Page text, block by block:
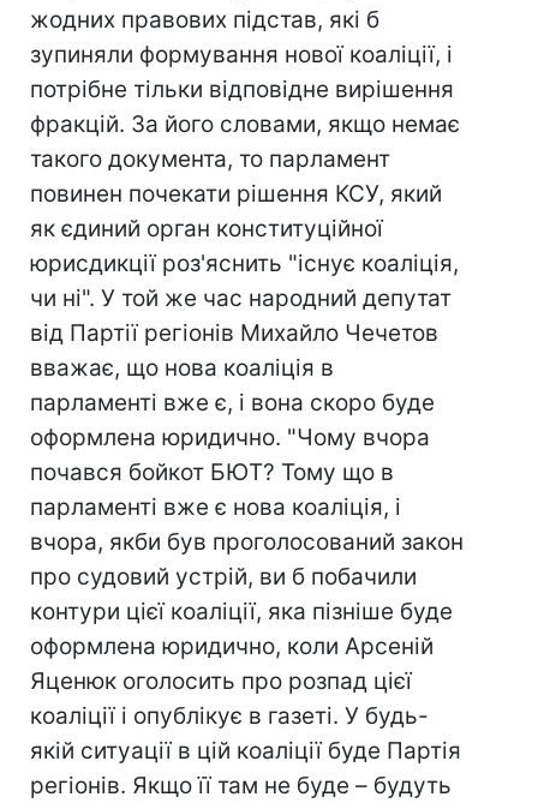
жодних правових підстав, які б
зупиняли формування нової коаліції, і
потрібне тільки відповідне вирішення
фракцій. За його словами, якщо немає
такого документа, то парламент
повинен почекати рішення КСУ, який
як єдиний орган конституційної
юрисдикції роз'яснить "існує коаліція,
чи ні". У той же час народний депутат
від Партії регіонів Михайло Чечетов
вважає, що нова коаліція в
парламенті вже є, і вона скоро буде
оформлена юридично. "Чому вчора
почався бойкот БЮТ? Тому що в
парламенті вже є нова коаліція, і
вчора, якби був проголосований закон
про судовий устрій, ви б побачили
контури цієї коаліції, яка пізніше буде
оформлена юридично, коли Арсеній
Яценюк оголосить про розпад цієї
коаліції і опублікує в газеті. У будь-
якій ситуації в цій коаліції буде Партія
регіонів. Якщо її там не буде – будуть